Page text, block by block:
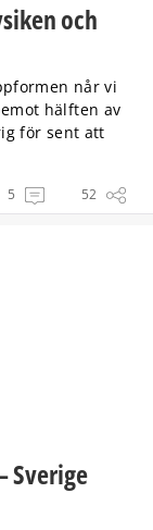
och
når vi
hälften av
för sent att
5 52
Sverige